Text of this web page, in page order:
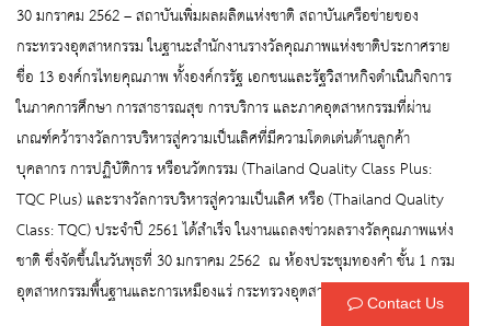
30 มกราคม 2562 – สถาบันเพิ่มผลผลิตแห่งชาติ สถาบันเครือข่ายของ
กระทรวงอุตสาหกรรม ในฐานะสำนักงานรางวัลคุณภาพแห่งชาติประกาศราย
ชื่อ 13 องค์กรไทยคุณภาพ ทั้งองค์กรรัฐ เอกชนและรัฐวิสาหกิจดำเนินกิจการ
ในภาคการศึกษา การสาธารณสุข การบริการ และภาคอุตสาหกรรมที่ผ่าน
เกณฑ์คว้ารางวัลการบริหารสู่ความเป็นเลิศที่มีความโดดเด่นด้านลูกค้า
บุคลากร การปฏิบัติการ หรือนวัตกรรม (Thailand Quality Class Plus:
TQC Plus) และรางวัลการบริหารสู่ความเป็นเลิศ หรือ (Thailand Quality
Class: TQC) ประจำปี 2561 ได้สำเร็จ ในงานแถลงข่าวผลรางวัลคุณภาพแห่ง
ชาติ ซึ่งจัดขึ้นในวันพุธที่ 30 มกราคม 2562 ณ ห้องประชุมทองคำ ชั้น 1 กรม
อุตสาหกรรมพื้นฐานและการเหมืองแร่ กระทรวงอุตสาหกรรมContact Us